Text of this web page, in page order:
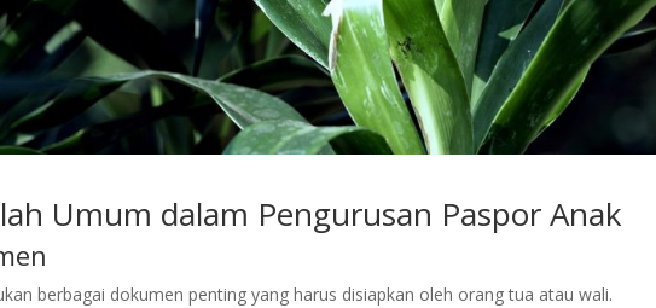
Umum dalam Pengurusan Paspor Anak
berbagai dokumen penting yang harus disiapkan oleh orang tua atau wali.